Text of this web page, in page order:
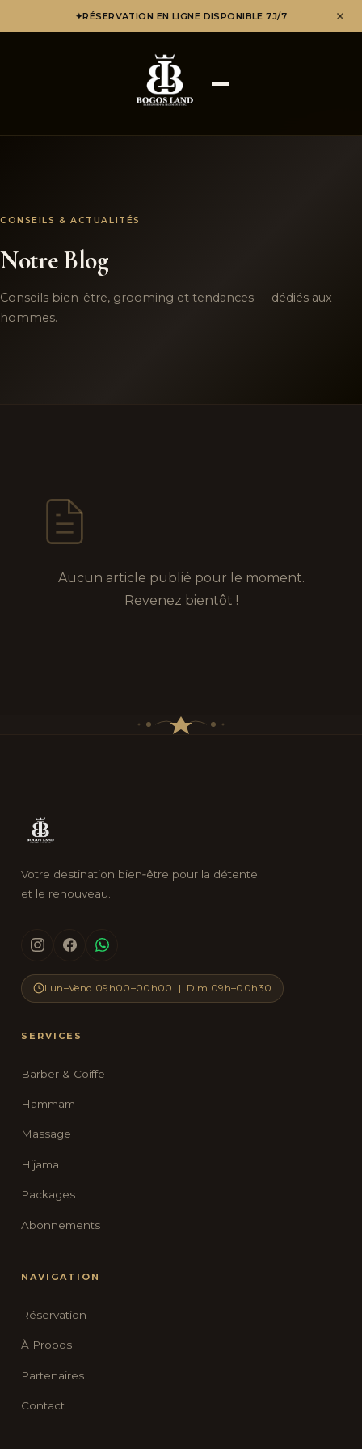
✦RÉSERVATION EN LIGNE DISPONIBLE 7J/7
CONSEILS & ACTUALITÉS
Notre Blog
Conseils bien-être, grooming et tendances — dédiés aux
hommes.
Aucun article publié pour le moment.
Revenez bientôt !
Votre destination bien‑être pour la détente
et le renouveau.
Lun–Vend 09h00–00h00 | Dim 09h–00h30
SERVICES
Barber & Coiffe
Hammam
Massage
Hijama
Packages
Abonnements
NAVIGATION
Réservation
À Propos
Partenaires
Contact